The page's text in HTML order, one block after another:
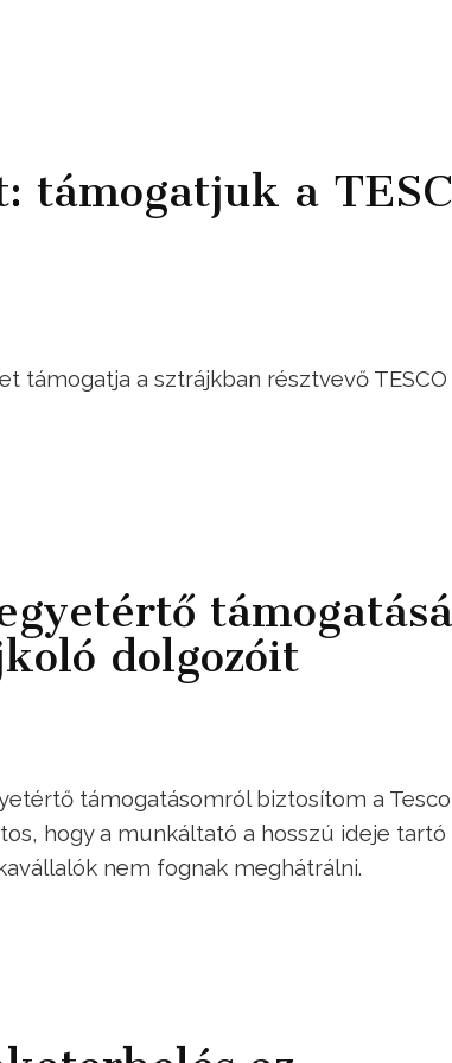
támogatjuk a
támogatja a sztrájkban résztvevő TESCO
dolgozóit
támogatásomról biztosítom a Tesco
hogy a munkáltató a hosszú ideje tartó
nem fognak meghátrálni.